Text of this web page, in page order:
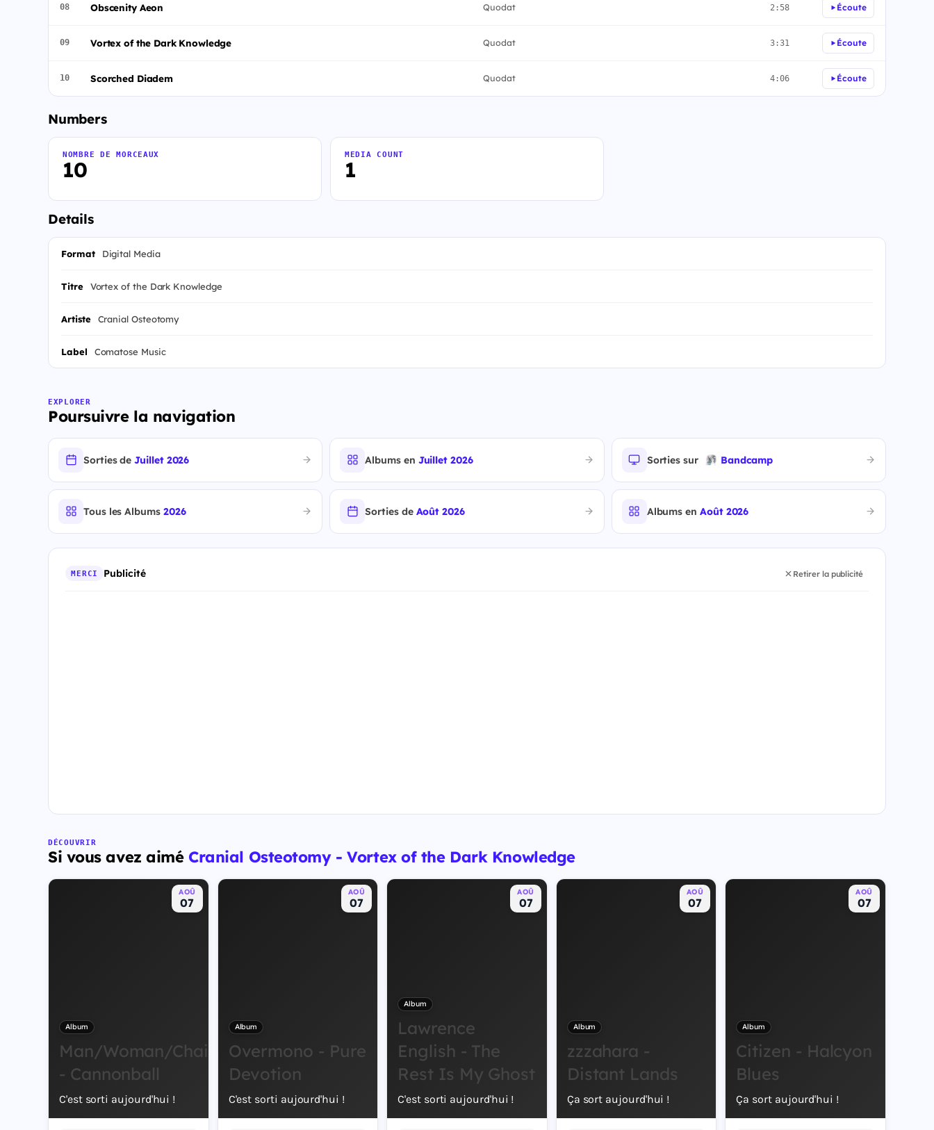
08 Obscenity Aeon Quodat 2:58 Écoute
09 Vortex of the Dark Knowledge Quodat 3:31 Écoute
10 Scorched Diadem Quodat 4:06 Écoute
Numbers
10
NOMBRE DE MORCEAUX
1
MEDIA COUNT
Details
Format Digital Media
Titre Vortex of the Dark Knowledge
Artiste Cranial Osteotomy
Label Comatose Music
EXPLORER
Poursuivre la navigation
Sorties deJuillet 2026 Albums en Juillet 2026 Sorties sur Bandcamp
Tous les Albums 2026 Sorties de Août 2026 Albums en Août 2026
MERCI Publicité Retirer la publicité
DÉCOUVRIR
Si vous avez aimé Cranial Osteotomy - Vortex of the Dark Knowledge
AOÛ
07
Album
Man/Woman/Chainsaw
- Cannonball
C'est sorti aujourd'hui !
AOÛ
07
Album
Overmono - Pure
Devotion
C'est sorti aujourd'hui !
AOÛ
07
Album
Lawrence
English - The
Rest Is My Ghost
C'est sorti aujourd'hui !
AOÛ
07
Album
zzzahara -
Distant Lands
Ça sort aujourd'hui !
AOÛ
07
Album
Citizen - Halcyon
Blues
Ça sort aujourd'hui !